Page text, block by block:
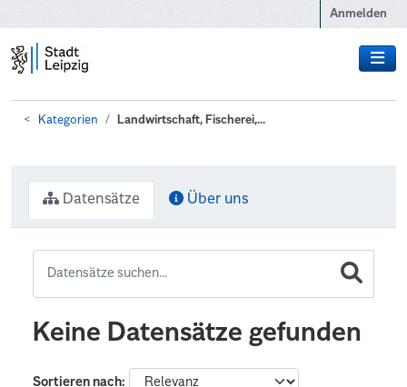
Anmelden
Kategorien Landwirtschaft, Fischerei,...
Datensätze Über uns
Keine Datensätze gefunden
Sortieren nach